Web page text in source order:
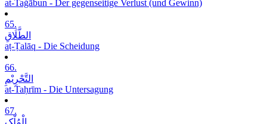
at-Taġābun - Der gegenseitige Verlust (und Gewinn)
65.
الطَّلَاقِ
aṭ-Ṭalāq - Die Scheidung
66.
التَّحْرِیْمِ
at-Taḥrīm - Die Untersagung
67.